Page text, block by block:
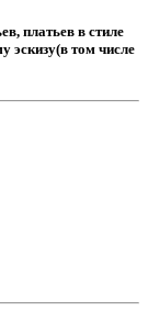
платьев в стиле
том числе